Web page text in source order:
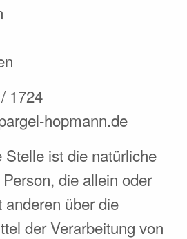
1724
hopmann.de
ist die natürliche
die allein oder
über die
der Verarbeitung von